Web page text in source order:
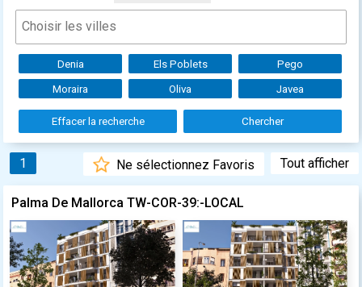
Denia Els Poblets Pego
Moraira Oliva Javea
Effacer la recherche Chercher
1 Tout afficher
Ne sélectionnez Favoris
Palma De Mallorca TW-COR-39:-LOCAL